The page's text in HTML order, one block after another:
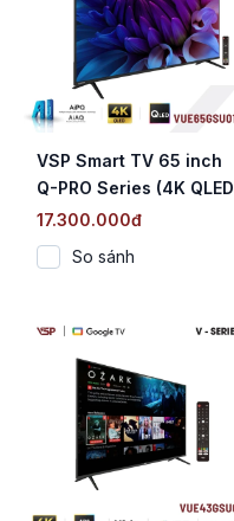
VSP Smart TV 65 inch
Q-PRO Series (4K QLED
/ Google TV / AiPQ /
AiAQ Karaoke)
17.300.000đ
So sánh